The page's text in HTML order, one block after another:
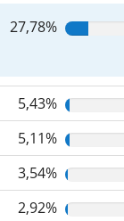
27,78%
5,43%
5,11%
3,54%
2,92%